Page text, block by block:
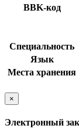
BBK-код
Специальность
Язык
Места хранения
×
Электронный